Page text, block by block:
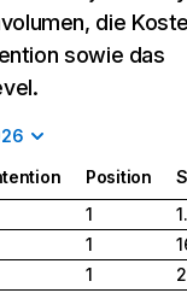
die
sowie das
Position
1
1
1